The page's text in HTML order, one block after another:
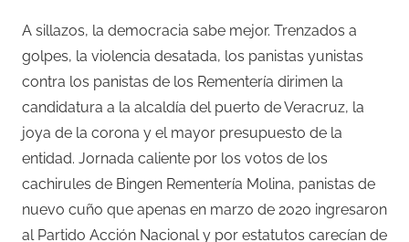
A sillazos, la democracia sabe mejor. Trenzados a
golpes, la violencia desatada, los panistas yunistas
contra los panistas de los Rementería dirimen la
candidatura a la alcaldía del puerto de Veracruz, la
joya de la corona y el mayor presupuesto de la
entidad. Jornada caliente por los votos de los
cachirules de Bingen Rementería Molina, panistas de
nuevo cuño que apenas en marzo de 2020 ingresaron
al Partido Acción Nacional y por estatutos carecían de